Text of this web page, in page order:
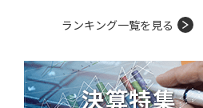
ランキング一覧を見る